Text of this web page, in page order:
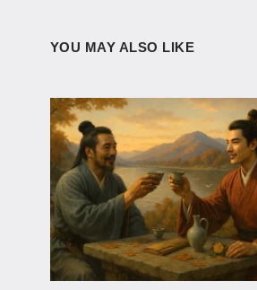
YOU MAY ALSO LIKE